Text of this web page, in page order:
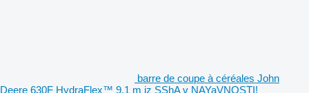
barre de coupe à céréales John
Deere 630F HydraFlex™ 9,1 m iz SShA v NAYaVNOSTI!